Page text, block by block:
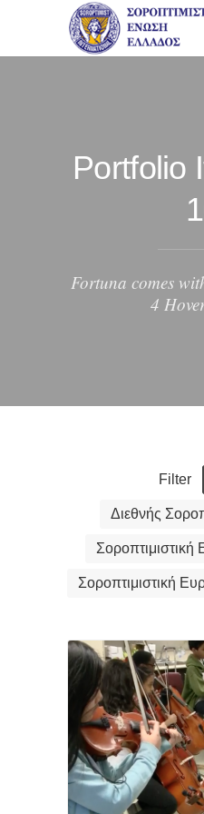
Portfolio
Fortuna comes
4
Filter
Διεθνής
Σοροπτιμιστική